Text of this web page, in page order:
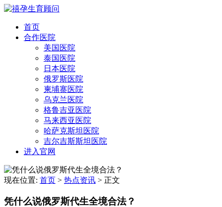
首页
合作医院
美国医院
泰国医院
日本医院
俄罗斯医院
柬埔寨医院
乌克兰医院
格鲁吉亚医院
马来西亚医院
哈萨克斯坦医院
吉尔吉斯斯坦医院
进入官网
现在位置: 首页 > 热点资讯 > 正文
凭什么说俄罗斯代生全境合法？